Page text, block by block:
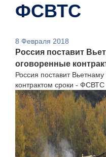
ФСВТС
8 Февраля 2018
Россия поставит
оговоренные
Россия поставит
контрактом сроки - ФСВТС